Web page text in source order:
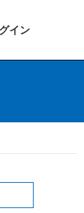
イン